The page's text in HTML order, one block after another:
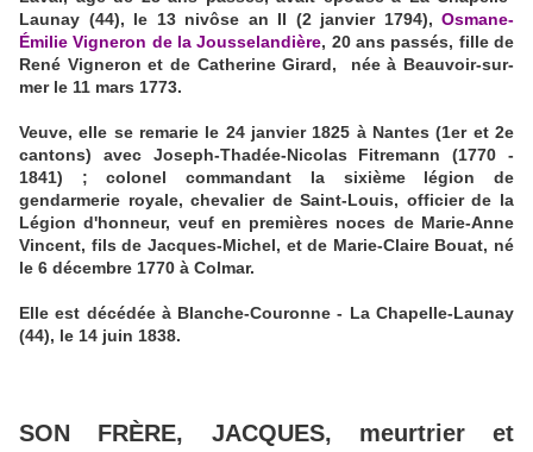
Launay (44), le 13 nivôse an II (2 janvier 1794), Osmane-
Émilie Vigneron de la Jousselandière, 20 ans passés, fille de
René Vigneron et de Catherine Girard, née à Beauvoir-sur-
mer le 11 mars 1773.
Veuve, elle se remarie le 24 janvier 1825 à Nantes (1er et 2e
cantons) avec Joseph-Thadée-Nicolas Fitremann (1770 -
1841) ; colonel commandant la sixième légion de
gendarmerie royale, chevalier de Saint-Louis, officier de la
Légion d'honneur, veuf en premières noces de Marie-Anne
Vincent, fils de Jacques-Michel, et de Marie-Claire Bouat, né
le 6 décembre 1770 à Colmar.
Elle est décédée à Blanche-Couronne - La Chapelle-Launay
(44), le 14 juin 1838.
SON FRÈRE, JACQUES, meurtrier et